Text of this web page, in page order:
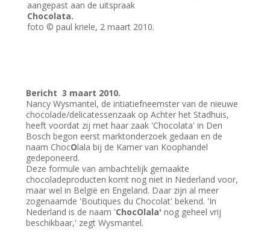
aangepast aan de uitspraak
Chocolata.
foto © paul kriele, 2 maart 2010.
Bericht 3 maart 2010.
Nancy Wysmantel, de intiatiefneemster van de nieuwe
chocolade/delicatessenzaak op Achter het Stadhuis,
heeft voordat zij met haar zaak 'Chocolata' in Den
Bosch begon eerst marktonderzoek gedaan en de
naam ChocOlala bij de Kamer van Koophandel
gedeponeerd.
Deze formule van ambachtelijk gemaakte
chocoladeproducten komt nog niet in Nederland voor,
maar wel in België en Engeland. Daar zijn al meer
zogenaamde 'Boutiques du Chocolat' bekend. 'In
Nederland is de naam 'ChocOlala'nog geheel vrij
beschikbaar,' zegt Wysmantel.